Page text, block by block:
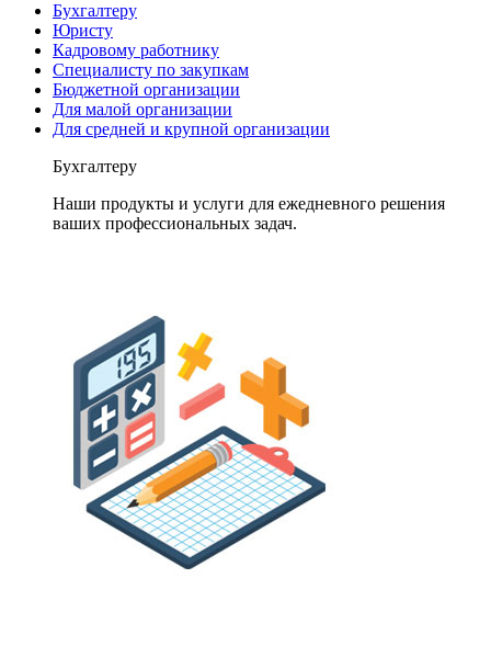
Бухгалтеру
Юристу
Кадровому работнику
Специалисту по закупкам
Бюджетной организации
Для малой организации
Для средней и крупной организации
Бухгалтеру
Наши продукты и услуги для ежедневного решения
ваших профессиональных задач.